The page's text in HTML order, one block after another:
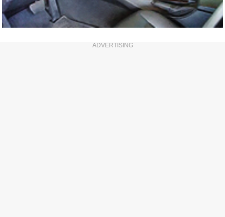
ADVERTISING